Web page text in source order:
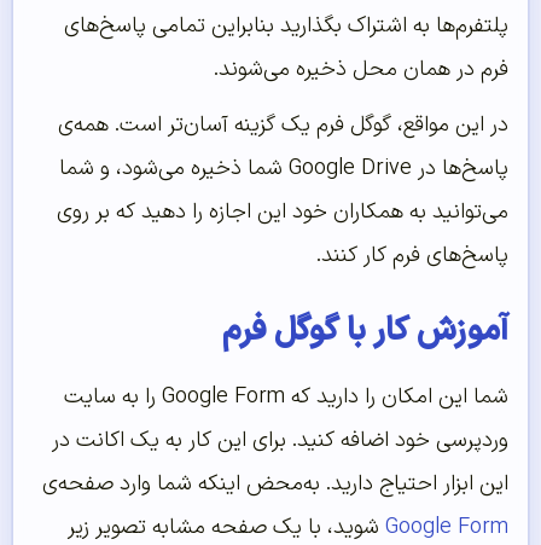
پلتفرم‌ها به اشتراک بگذارید بنابراین تمامی پاسخ‌های
فرم در همان محل ذخیره می‌شوند.
در این مواقع، گوگل فرم یک گزینه آسان‌تر است. همه‌ی
پاسخ‌ها در Google Drive شما ذخیره می‌شود، و شما
می‌توانید به همکاران خود این اجازه را دهید که بر روی
پاسخ‌های فرم کار کنند.
آموزش کار با گوگل فرم
شما این امکان را دارید که Google Form را به سایت
وردپرسی خود اضافه کنید. برای این کار به یک اکانت در
این ابزار احتیاج دارید. به‌محض اینکه شما وارد صفحه‌ی
Google Form شوید، با یک صفحه مشابه تصویر زیر